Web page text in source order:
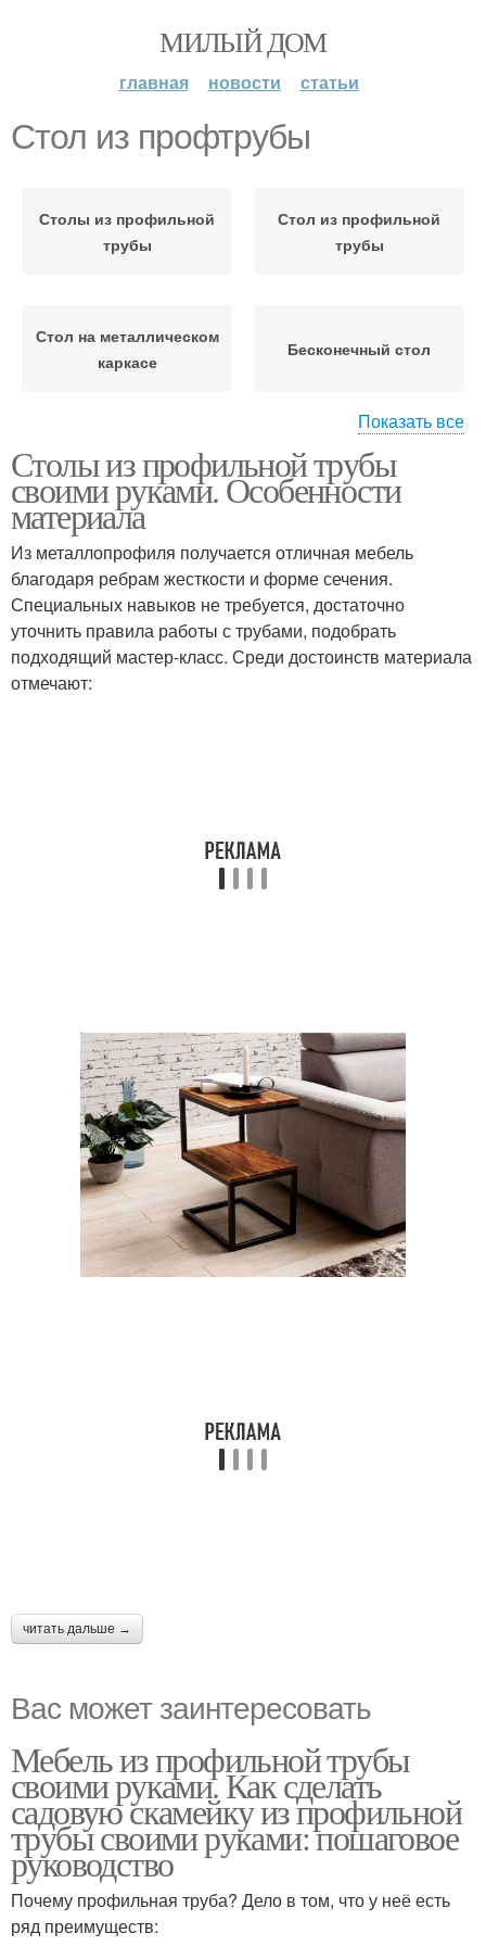
МИЛЫЙ ДОМ
главная новости статьи
Стол из профтрубы
Столы из профильной
трубы
Стол из профильной
трубы
Стол на металлическом
каркасе
Бесконечный стол
Садовый стол Стол из металла
Круглый стол
Показать все
Столы из профильной трубы
своими руками. Особенности
материала
Из металлопрофиля получается отличная мебель
благодаря ребрам жесткости и форме сечения.
Специальных навыков не требуется, достаточно
уточнить правила работы с трубами, подобрать
подходящий мастер-класс. Среди достоинств материала
отмечают:
читать дальше →
Вас может заинтересовать
Мебель из профильной трубы
своими руками. Как сделать
садовую скамейку из профильной
трубы своими руками: пошаговое
руководство
Почему профильная труба? Дело в том, что у неё есть
ряд преимуществ: